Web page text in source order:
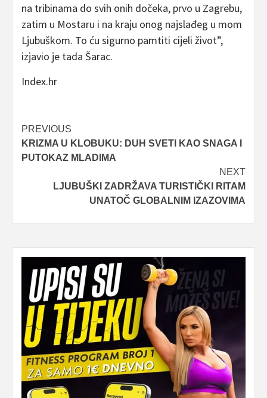
na tribinama do svih onih dočeka, prvo u Zagrebu,
zatim u Mostaru i na kraju onog najslađeg u mom
Ljubuškom. To ću sigurno pamtiti cijeli život”,
izjavio je tada Šarac.
Index.hr
Post
navigation
PREVIOUS
KRIZMA U KLOBUKU: DUH SVETI KAO SNAGA I
PUTOKAZ MLADIMA
NEXT
LJUBUŠKI ZADRŽAVA TURISTIČKI RITAM
UNATOČ GLOBALNIM IZAZOVIMA